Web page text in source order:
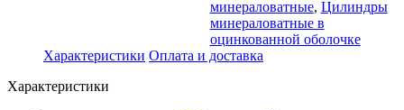
минераловатные, Цилиндры
минераловатные в
оцинкованной оболочке
Характеристики Оплата и доставка
Характеристики